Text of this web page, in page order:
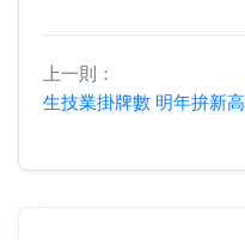
上一則：
生技業掛牌數 明年拚新高